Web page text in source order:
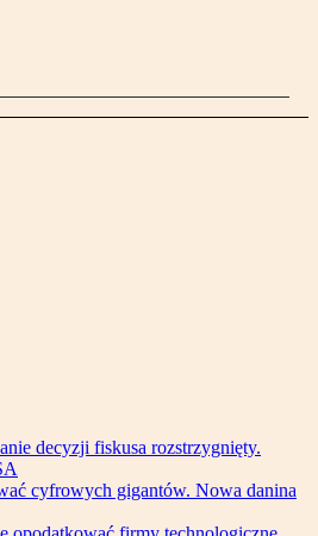
decyzji fiskusa rozstrzygnięty.
cyfrowych gigantów. Nowa danina